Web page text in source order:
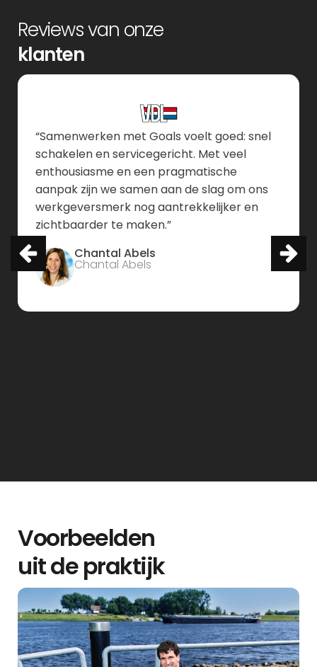
Reviews van onze
klanten
“De samenwerking met Goals voelt heel
prettig en laagdrempelig, dankzij de korte
communicatielijnen en hun persoonlijke
aanpak. Ze denken creatief mee en bieden
effectieve oplossingen die we zelf niet
hadden kunnen bedenken. Hun effectieve
betrokkenheid, garandeert dat we samen
van idee naar een onderscheidende
een employer brand dat perfect bij ons
“Samenwerken met Goals voelt goed: snel
schakelen en servicegericht. Met veel
enthousiasme en een pragmatische
aanpak zijn we samen aan de slag om ons
werkgeversmerk nog aantrekkelijker en
zichtbaarder te maken.”
Chantal Abels
Chantal Abels
Voorbeelden
uit de praktijk